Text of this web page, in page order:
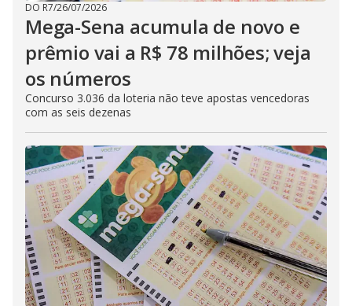
DO R7/26/07/2026
Mega-Sena acumula de novo e
prêmio vai a R$ 78 milhões; veja
os números
Concurso 3.036 da loteria não teve apostas vencedoras
com as seis dezenas